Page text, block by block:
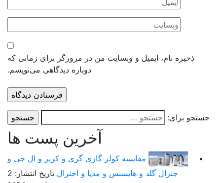
ذخیره نام، ایمیل و وبسایت من در مرورگر برای زمانی که
دوباره دیدگاهی می‌نویسم.
برای:
آخرین پست ها
مقایسه کولر گازی گری و کریر و ال جی و
جنرال گلد و هایسنس و مدیا و اجنرال
تاریخ انتشار: 2